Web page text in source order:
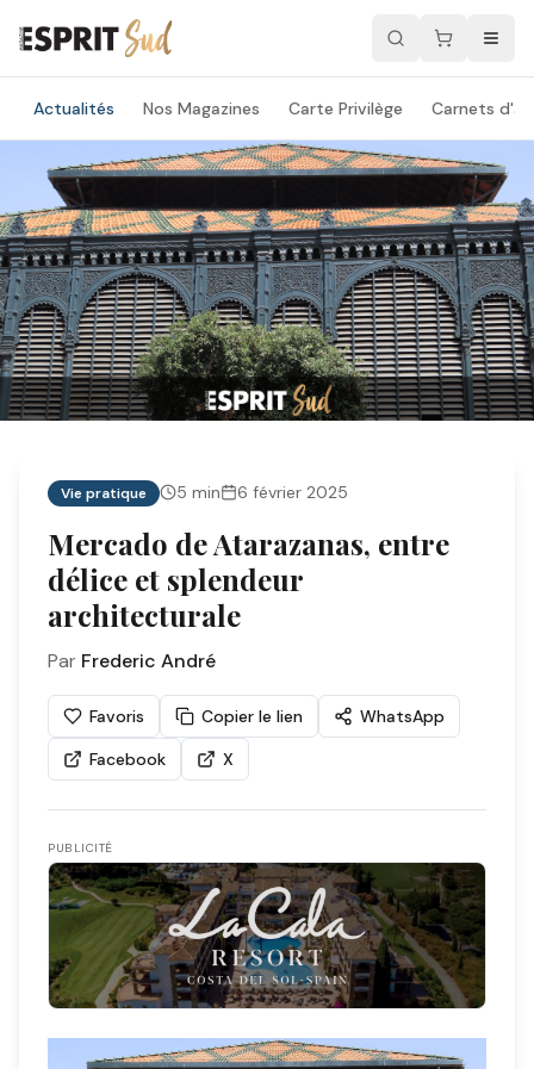
Actualités Nos Magazines Carte Privilège Carnets
Vie pratique 5 min 6 février 2025
Mercado de Atarazanas, entre
délice et splendeur
architecturale
Par Frederic André
Favoris Copier le lien
WhatsApp
Facebook
X
PUBLICITÉ